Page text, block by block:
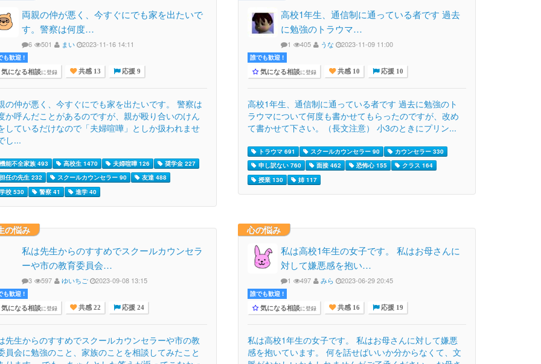
両親の仲が悪く、今すぐにでも家を出たいで
す。警察は何度…
6 501 まい 2023-11-16 14:11
も歓迎 !
気になる相談に登録 共感 13 応援 9
の仲が悪く、今すぐにでも家を出たいです。 警察は
か呼んだことがあるのですが、親が殴り合いのけん
しているだけなので「夫婦喧嘩」としか扱われませ
し...
能不全家族 493 高校生 1470 夫婦喧嘩 126
奨学金 227
任の先生 232
スクールカウンセラー 90
友達 488
校 530
警察 41 進学 40
高校1年生、通信制に通っている者です 過去
に勉強のトラウマ…
1 405 うな 2023-11-09 11:00
誰でも歓迎 !
気になる相談に登録 共感 10 応援 10
高校1年生、通信制に通っている者です 過去に勉強のト
ラウマについて何度も書かせてもらったのですが、改め
て書かせて下さい。（長文注意） 小3のときにプリン...
トラウマ 691 スクールカウンセラー 90
カウンセラー 330
申し訳ない 760
面接 462 恐怖心 155
クラス 164
授業 130
姉 117
の悩み
私は先生からのすすめでスクールカウンセラ
ーや市の教育委員会…
3 597 ゆいちご 2023-09-08 13:15
も歓迎 !
気になる相談に登録 共感 22 応援 24
先生からのすすめでスクールカウンセラーや市の教
員会に勉強のこと、家族のことを相談してみたこと
心の悩み
私は高校1年生の女子です。 私はお母さんに
対して嫌悪感を抱い…
1 497 みら 2023-06-29 20:45
誰でも歓迎 !
気になる相談に登録 共感 16 応援 19
私は高校1年生の女子です。 私はお母さんに対して嫌悪
感を抱いています。 何を話せばいいか分からなくて、文